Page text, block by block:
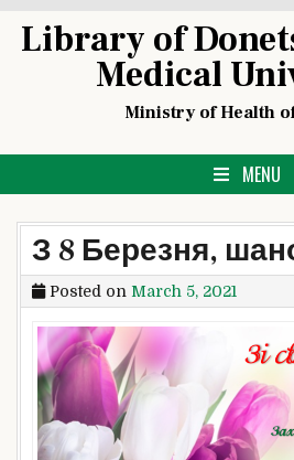
Library of
Medical
Ministry of Health
MENU
З 8 Березня,
Posted on March 5, 2021